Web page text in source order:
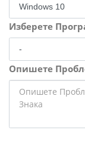
Изберете
Опишете